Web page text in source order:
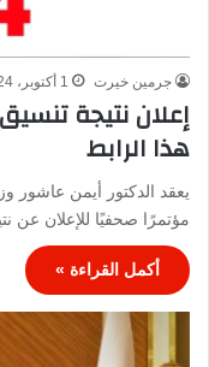
جرمين خيرت 1 أكتوبر، 2024
هذا الرابط
يعقد الدكتور أيمن عاشور
مؤتمرًا صحفيًا للإعلان عن
أكمل القراءة »